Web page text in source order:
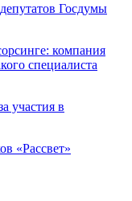
Госдумы
компания
специалиста
участия в
«Рассвет»